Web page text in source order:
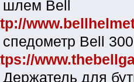
шлем Bell
спедометр Bell 300
Держатель для